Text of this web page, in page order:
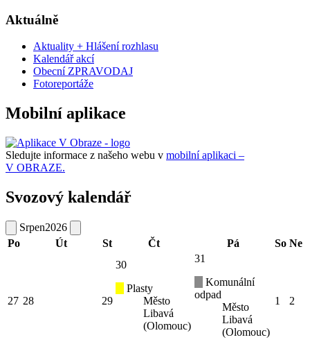
Aktuálně
Aktuality + Hlášení rozhlasu
Kalendář akcí
Obecní ZPRAVODAJ
Fotoreportáže
Mobilní aplikace
Sledujte informace z našeho webu v mobilní aplikaci –
V OBRAZE.
Svozový kalendář
Srpen2026
Po
Út St Čt Pá So Ne
27 28 29
30
Plasty
Město
Libavá
(Olomouc)
31
Komunální
odpad
Město
Libavá
(Olomouc)
1 2